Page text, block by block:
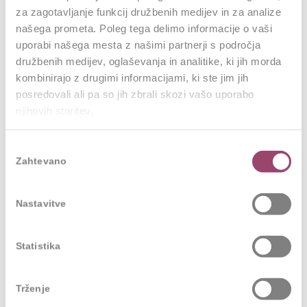
za zagotavljanje funkcij družbenih medijev in za analize
našega prometa. Poleg tega delimo informacije o vaši
uporabi našega mesta z našimi partnerji s področja
družbenih medijev, oglaševanja in analitike, ki jih morda
kombinirajo z drugimi informacijami, ki ste jim jih
posredovali ali pa so jih zbrali skozi vašo uporabo
soglasja
Zahtevano
Nastavitve
Statistika
Trženje
poslovanja.
Avtentično vodenje z zgledom
Vloga voditelja je ključna pri sprejemanju sprememb v
organizacijski kulturi. Prizadeva si ohranjati dobro v
obstoječem sistemu, hkrati pa vpeljuje nove elemente
zgledujejo po voditeljih
. Pravi vodja ustvarja
sodelavcev ter jim zagotavlja avtonomijo in jasno
Raziskava
da nezdrava kultura vodi k neetičnemu vedenju.
Devet od desetih CFO verjame, da bi izboljšanje